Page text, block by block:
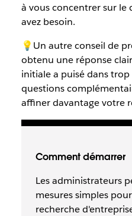
à vous concentrer sur
avez besoin.
💡Un autre conseil de
obtenu une réponse
initiale a puisé dans trop
questions
affiner davantage votre
Comment démarrer
Les administrateurs
mesures simples
recherche